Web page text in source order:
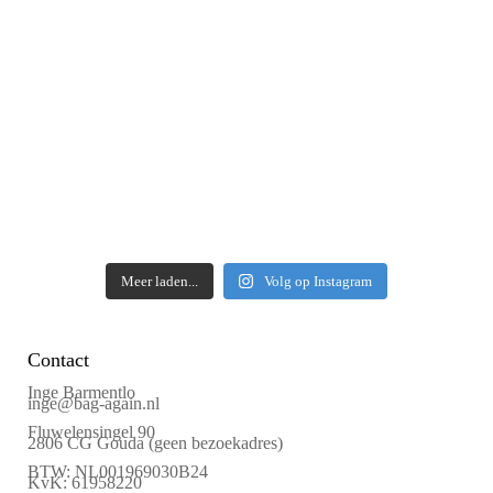
Meer laden... Volg op Instagram
Contact
Inge Barmentlo
inge@bag-again.nl
Fluwelensingel 90
2806 CG Gouda (geen bezoekadres)
BTW: NL001969030B24
KvK: 61958220